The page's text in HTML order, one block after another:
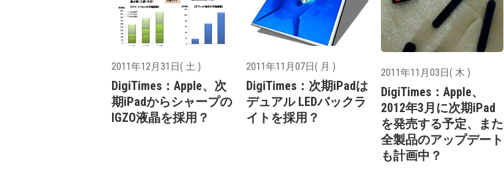
2011年12月31日( 土 )
DigiTimes：Apple、次
期iPadからシャープの
IGZO液晶を採用？
2011年11月07日( 月 )
DigiTimes：次期iPadは
デュアル LEDバックラ
イトを採用？
2011年11月03日( 木 )
DigiTimes：Apple、
2012年3月に次期iPad
を発売する予定、また
全製品のアップデート
も計画中？